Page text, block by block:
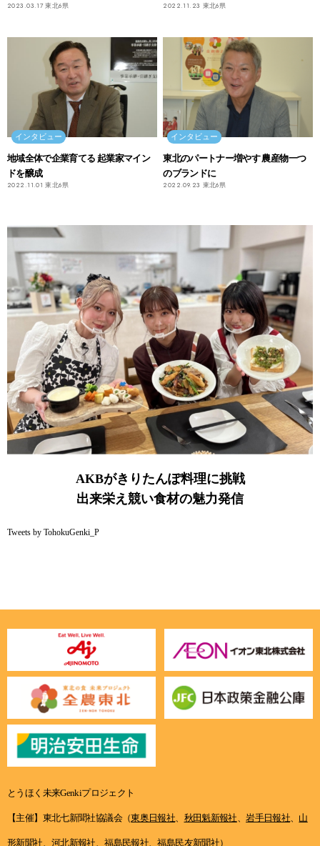
2023.03.17 東北6県 2022.11.23 東北6県
インタビュー
地域全体で企業育てる 起業家マイン
ドを醸成
2022.11.01 東北6県
インタビュー
東北のパートナー増やす 農産物一つ
のブランドに
2022.09.23 東北6県
AKBがきりたんぽ料理に挑戦
出来栄え競い食材の魅力発信
Tweets by TohokuGenki_P
とうほく未来Genkiプロジェクト
【主催】東北七新聞社協議会（東奥日報社、 秋田魁新報社、岩手日報社、 山
形新聞社、 河北新報社、福島民報社、福島民友新聞社）